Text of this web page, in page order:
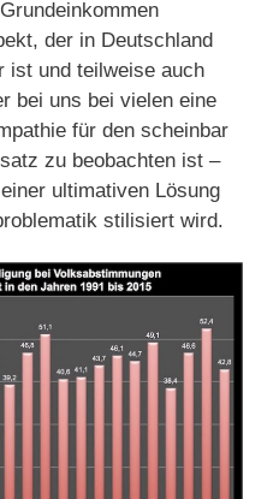
der in Deutschland
ist und teilweise auch
bei uns bei vielen eine
für den scheinbar
zu beobachten ist –
ultimativen Lösung
stilisiert wird.